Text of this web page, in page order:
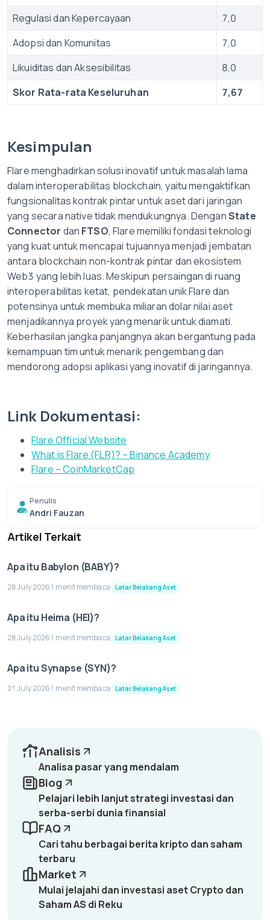
Regulasi dan Kepercayaan
7,0
Adopsi dan Komunitas
7,0
Likuiditas dan Aksesibilitas
8,0
Skor Rata-rata Keseluruhan
7,67
Kesimpulan
Flare menghadirkan solusi inovatif untuk masalah lama
dalam interoperabilitas blockchain, yaitu mengaktifkan
fungsionalitas kontrak pintar untuk aset dari jaringan
yang secara native tidak mendukungnya. DenganState
Connector dan FTSO, Flare memiliki fondasi teknologi
yang kuat untuk mencapai tujuannya menjadi jembatan
antara blockchain non-kontrak pintar dan ekosistem
Web3 yang lebih luas. Meskipun persaingan di ruang
interoperabilitas ketat, pendekatan unik Flare dan
potensinya untuk membuka miliaran dolar nilai aset
menjadikannya proyek yang menarik untuk diamati.
Keberhasilan jangka panjangnya akan bergantung pada
kemampuan tim untuk menarik pengembang dan
mendorong adopsi aplikasi yang inovatif di jaringannya.
Link Dokumentasi:
Flare Official Website
What is Flare (FLR)? – Binance Academy
Flare – CoinMarketCap
Penulis
Andri Fauzan
Artikel Terkait
Apa itu Babylon (BABY)?
28 July 20261 menit membaca Latar Belakang Aset
Apa itu Heima (HEI)?
28 July 20261 menit membaca Latar Belakang Aset
Apa itu Synapse (SYN)?
21 July 20261 menit membaca Latar Belakang Aset
Analisis
Analisa pasar yang mendalam
Blog
Pelajari lebih lanjut strategi investasi dan
serba-serbi dunia finansial
FAQ
Cari tahu berbagai berita kripto dan saham
terbaru
Market
Mulai jelajahi dan investasi aset Crypto dan
Saham AS di Reku